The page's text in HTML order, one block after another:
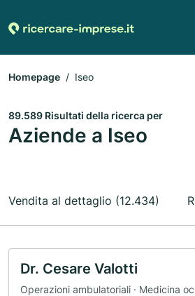
Homepage Iseo
89.589 Risultati della ricerca per
Aziende a Iseo
Vendita al dettaglio (12.434)
Dr. Cesare Valotti
Operazioni ambulatoriali · Medicina